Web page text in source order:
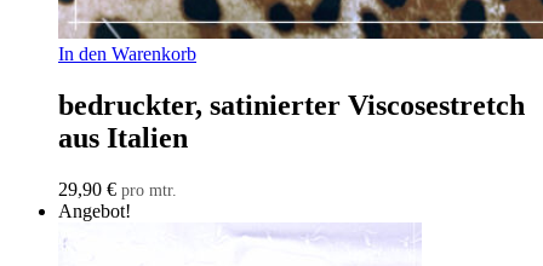
In den Warenkorb
bedruckter, satinierter Viscosestretch
aus Italien
29,90 € pro mtr.
Angebot!